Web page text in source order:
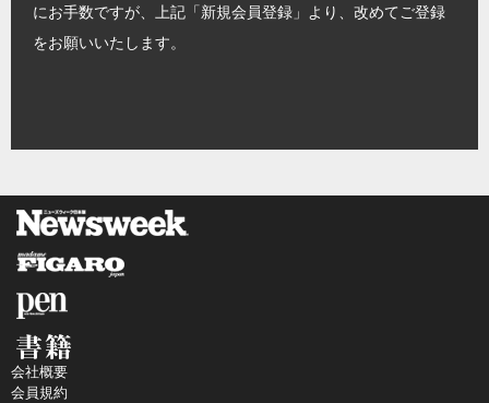
にお手数ですが、上記「新規会員登録」より、改めてご登録
をお願いいたします。
会社概要
会員規約